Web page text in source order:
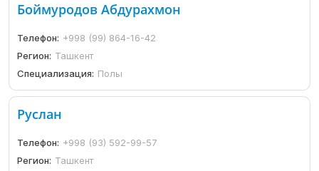
Боймуродов Абдурахмон
Телефон: +998 (99) 864-16-42
Регион: Ташкент
Специализация: Полы
Руслан
Телефон: +998 (93) 592-99-57
Регион: Ташкент